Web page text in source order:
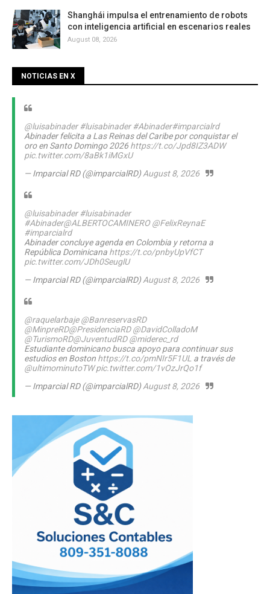
Shanghái impulsa el entrenamiento de robots
con inteligencia artificial en escenarios reales
August 08, 2026
NOTICIAS EN X
@luisabinader #luisabinader #Abinader#imparcialrd
Abinader felicita a Las Reinas del Caribe por conquistar el
oro en Santo Domingo 2026 https://t.co/Jpd8IZ3ADW
pic.twitter.com/8aBk1iMGxU
— Imparcial RD (@imparcialRD)August 8, 2026
@luisabinader #luisabinader
#Abinader@ALBERTOCAMINERO @FelixReynaE
#imparcialrd
Abinader concluye agenda en Colombia y retorna a
República Dominicana https://t.co/pnbyUpVfCT
pic.twitter.com/JDh0SeuglU
— Imparcial RD (@imparcialRD)August 8, 2026
@raquelarbaje @BanreservasRD
@MinpreRD@PresidenciaRD @DavidColladoM
@TurismoRD@JuventudRD @miderec_rd
Estudiante dominicano busca apoyo para continuar sus
estudios en Boston https://t.co/pmNIr5F1UL a través de
@ultimominutoTW pic.twitter.com/1vOzJrQo1f
— Imparcial RD (@imparcialRD)August 8, 2026